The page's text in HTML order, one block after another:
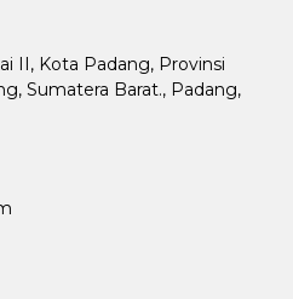
II, Kota Padang, Provinsi
Sumatera Barat., Padang,